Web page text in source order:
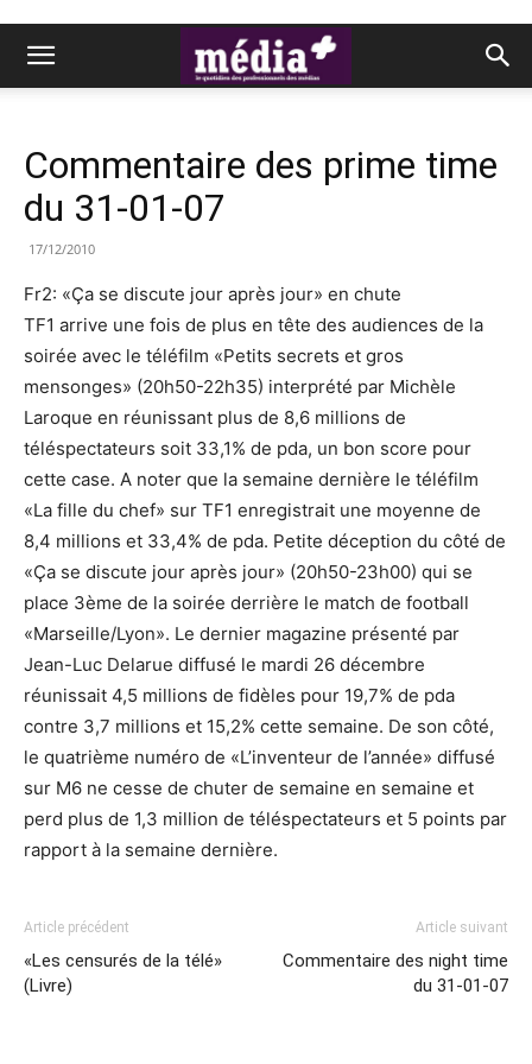
Commentaire des prime time
du 31-01-07
17/12/2010
Fr2: «Ça se discute jour après jour» en chute
TF1 arrive une fois de plus en tête des audiences de la
soirée avec le téléfilm «Petits secrets et gros
mensonges» (20h50-22h35) interprété par Michèle
Laroque en réunissant plus de 8,6 millions de
téléspectateurs soit 33,1% de pda, un bon score pour
cette case. A noter que la semaine dernière le téléfilm
«La fille du chef» sur TF1 enregistrait une moyenne de
8,4 millions et 33,4% de pda. Petite déception du côté de
«Ça se discute jour après jour» (20h50-23h00) qui se
place 3ème de la soirée derrière le match de football
«Marseille/Lyon». Le dernier magazine présenté par
Jean-Luc Delarue diffusé le mardi 26 décembre
réunissait 4,5 millions de fidèles pour 19,7% de pda
contre 3,7 millions et 15,2% cette semaine. De son côté,
le quatrième numéro de «L’inventeur de l’année» diffusé
sur M6 ne cesse de chuter de semaine en semaine et
perd plus de 1,3 million de téléspectateurs et 5 points par
rapport à la semaine dernière.
Article précédent
«Les censurés de la télé»
(Livre)
Article suivant
Commentaire des night time
du 31-01-07